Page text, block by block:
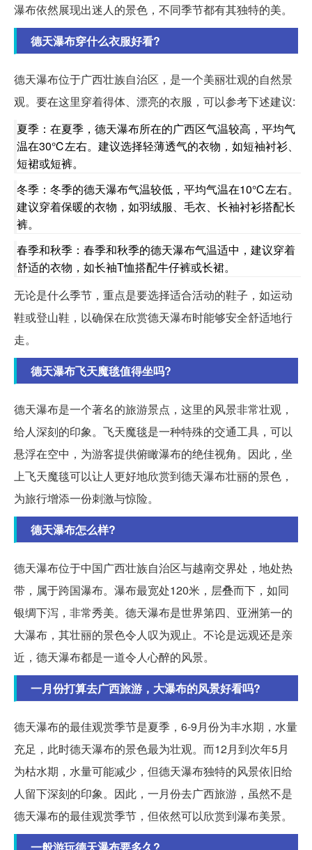
瀑布依然展现出迷人的景色，不同季节都有其独特的美。
德天瀑布穿什么衣服好看?
德天瀑布位于广西壮族自治区，是一个美丽壮观的自然景
观。要在这里穿着得体、漂亮的衣服，可以参考下述建议:
夏季：在夏季，德天瀑布所在的广西区气温较高，平均气
温在30℃左右。建议选择轻薄透气的衣物，如短袖衬衫、
短裙或短裤。
冬季：冬季的德天瀑布气温较低，平均气温在10℃左右。
建议穿着保暖的衣物，如羽绒服、毛衣、长袖衬衫搭配长
裤。
春季和秋季：春季和秋季的德天瀑布气温适中，建议穿着
舒适的衣物，如长袖T恤搭配牛仔裤或长裙。
无论是什么季节，重点是要选择适合活动的鞋子，如运动
鞋或登山鞋，以确保在欣赏德天瀑布时能够安全舒适地行
走。
德天瀑布飞天魔毯值得坐吗?
德天瀑布是一个著名的旅游景点，这里的风景非常壮观，
给人深刻的印象。飞天魔毯是一种特殊的交通工具，可以
悬浮在空中，为游客提供俯瞰瀑布的绝佳视角。因此，坐
上飞天魔毯可以让人更好地欣赏到德天瀑布壮丽的景色，
为旅行增添一份刺激与惊险。
德天瀑布怎么样?
德天瀑布位于中国广西壮族自治区与越南交界处，地处热
带，属于跨国瀑布。瀑布最宽处120米，层叠而下，如同
银绸下泻，非常秀美。德天瀑布是世界第四、亚洲第一的
大瀑布，其壮丽的景色令人叹为观止。不论是远观还是亲
近，德天瀑布都是一道令人心醉的风景。
一月份打算去广西旅游，大瀑布的风景好看吗?
德天瀑布的最佳观赏季节是夏季，6-9月份为丰水期，水量
充足，此时德天瀑布的景色最为壮观。而12月到次年5月
为枯水期，水量可能减少，但德天瀑布独特的风景依旧给
人留下深刻的印象。因此，一月份去广西旅游，虽然不是
德天瀑布的最佳观赏季节，但依然可以欣赏到瀑布美景。
一般游玩德天瀑布要多久?